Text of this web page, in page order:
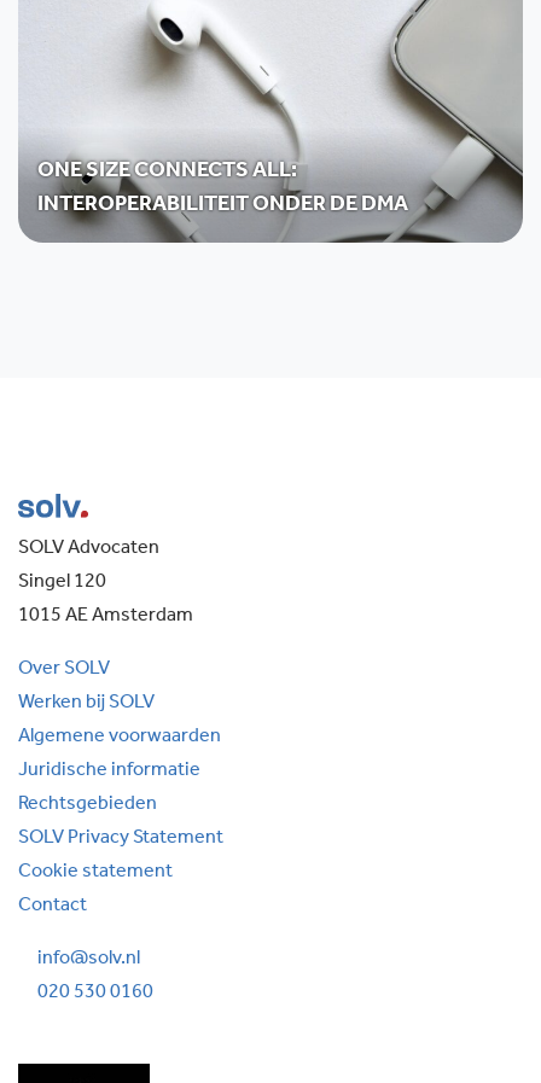
ONE SIZE CONNECTS ALL:
INTEROPERABILITEIT ONDER DE DMA
SOLV Advocaten
Singel 120
1015 AE Amsterdam
Over SOLV
Werken bij SOLV
Algemene voorwaarden
Juridische informatie
Rechtsgebieden
SOLV Privacy Statement
Cookie statement
Contact
info@solv.nl
020 530 0160